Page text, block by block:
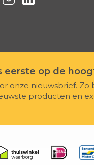
eerste op de
onze nieuwsbrief. Zo
producten en